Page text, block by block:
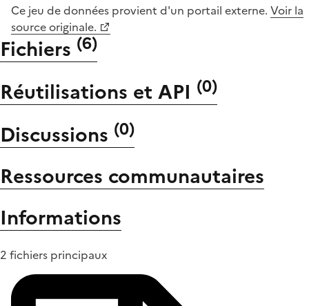
Ce jeu de données provient d'un portail externe. Voir la
source originale.
Fichiers (6)
Réutilisations et API (0)
Discussions (0)
Ressources communautaires
Informations
2 fichiers principaux